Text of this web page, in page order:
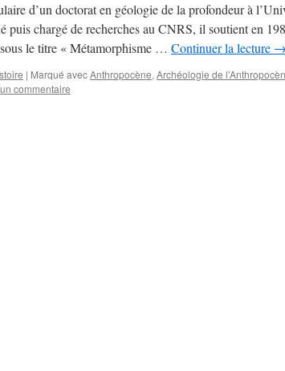
d’un doctorat en géologie de la profondeur à
puis chargé de recherches au CNRS, il soutient en
le titre « Métamorphisme … Continuer la lecture →
| Marqué avecAnthropocène, Archéologie de
commentaire